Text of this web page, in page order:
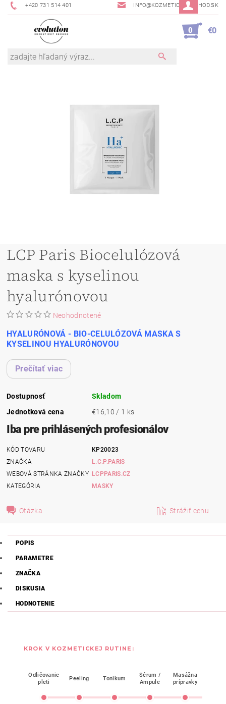
+420 731 514 401 INFO@KOZMETICKYOBCHOD.SK
0 €0
LCP Paris Biocelulózová
maska s kyselinou
hyalurónovou
Neohodnotené
HYALURÓNOVÁ - BIO-CELULÓZOVÁ MASKA S
KYSELINOU HYALURÓNOVOU
Prečítať viac
Dostupnosť
Skladom
Jednotková cena
€16,10 / 1 ks
Iba pre prihlásených profesionálov
KÓD TOVARU
KP20023
ZNAČKA
L.C.P.PARIS
WEBOVÁ STRÁNKA ZNAČKY LCPPARIS.CZ
KATEGÓRIA
MASKY
Otázka Strážiť cenu
POPIS
PARAMETRE
ZNAČKA
DISKUSIA
HODNOTENIE
KROK V KOZMETICKEJ RUTINE:
Odličovanie
pleti
Peeling Tonikum
Sérum /
Ampule
Masážna
prípravky